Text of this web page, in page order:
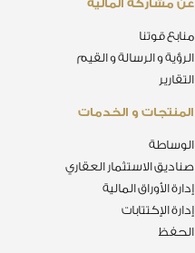
المنتجات و الخدمات
الوساطة
صناديق الاستثمار العقاري
إدارة الأوراق المالية
إدارة الإكتتابات
الحفظ
عن مشاركة المالية
منابع قوتنا
الرؤية و الرسالة و القيم
التقارير